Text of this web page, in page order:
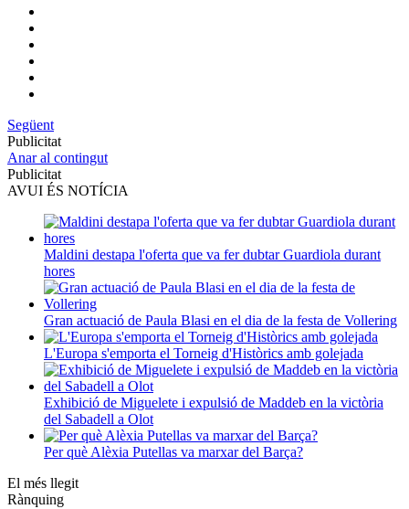
Següent
Publicitat
Anar al contingut
Publicitat
AVUI ÉS NOTÍCIA
Maldini destapa l'oferta que va fer dubtar Guardiola durant
hores
Gran actuació de Paula Blasi en el dia de la festa de Vollering
L'Europa s'emporta el Torneig d'Històrics amb golejada
Exhibició de Miguelete i expulsió de Maddeb en la victòria
del Sabadell a Olot
Per què Alèxia Putellas va marxar del Barça?
El més llegit
Rànquing